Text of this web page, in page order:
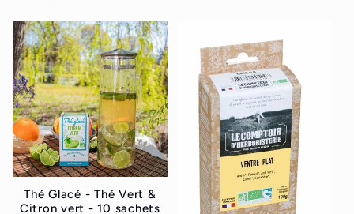
Thé Glacé - Thé Vert &
Citron vert - 10 sachets